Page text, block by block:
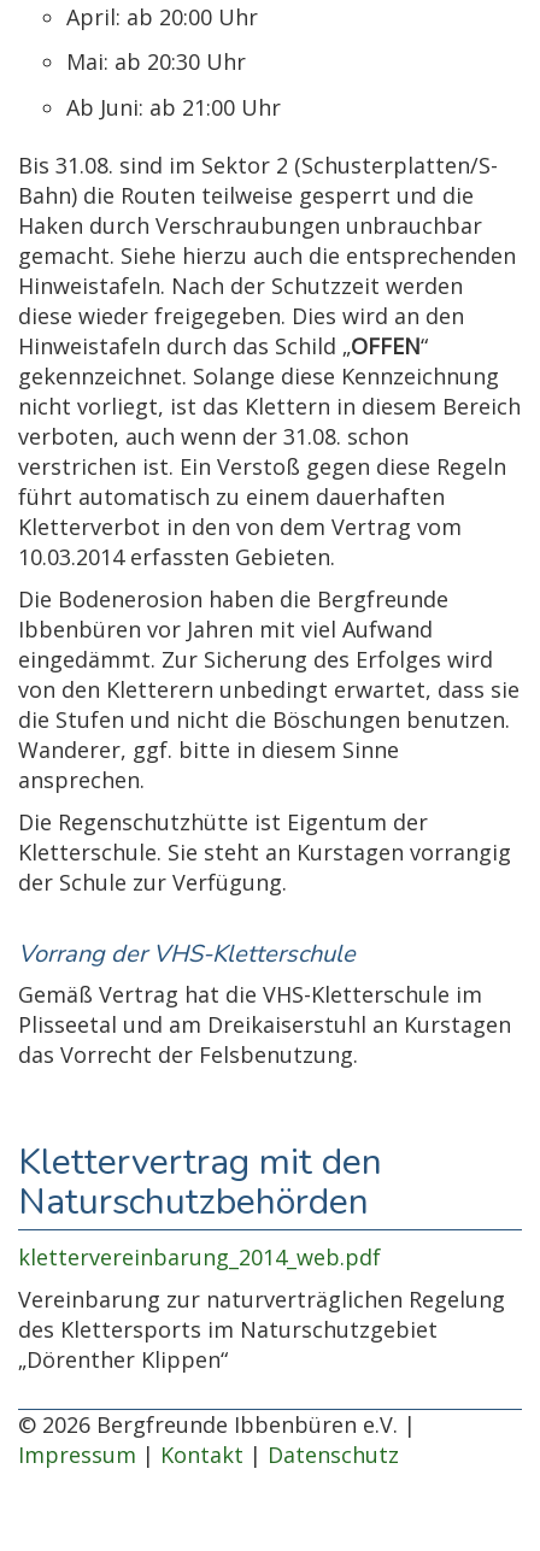
April: ab 20:00 Uhr
Mai: ab 20:30 Uhr
Ab Juni: ab 21:00 Uhr
Bis 31.08. sind im Sektor 2 (Schusterplatten/S-
Bahn) die Routen teilweise gesperrt und die
Haken durch Verschraubungen unbrauchbar
gemacht. Siehe hierzu auch die entsprechenden
Hinweistafeln. Nach der Schutzzeit werden
diese wieder freigegeben. Dies wird an den
Hinweistafeln durch das Schild „OFFEN“
gekennzeichnet. Solange diese Kennzeichnung
nicht vorliegt, ist das Klettern in diesem Bereich
verboten, auch wenn der 31.08. schon
verstrichen ist. Ein Verstoß gegen diese Regeln
führt automatisch zu einem dauerhaften
Kletterverbot in den von dem Vertrag vom
10.03.2014 erfassten Gebieten.
Die Bodenerosion haben die Bergfreunde
Ibbenbüren vor Jahren mit viel Aufwand
eingedämmt. Zur Sicherung des Erfolges wird
von den Kletterern unbedingt erwartet, dass sie
die Stufen und nicht die Böschungen benutzen.
Wanderer, ggf. bitte in diesem Sinne
ansprechen.
Die Regenschutzhütte ist Eigentum der
Kletterschule. Sie steht an Kurstagen vorrangig
der Schule zur Verfügung.
Vorrang der VHS-Kletterschule
Gemäß Vertrag hat die VHS-Kletterschule im
Plisseetal und am Dreikaiserstuhl an Kurstagen
das Vorrecht der Felsbenutzung.
Klettervertrag mit den
Naturschutzbehörden
klettervereinbarung_2014_web.pdf
Vereinbarung zur naturverträglichen Regelung
des Klettersports im Naturschutzgebiet
„Dörenther Klippen“
© 2026 Bergfreunde Ibbenbüren e.V. |
Impressum | Kontakt | Datenschutz